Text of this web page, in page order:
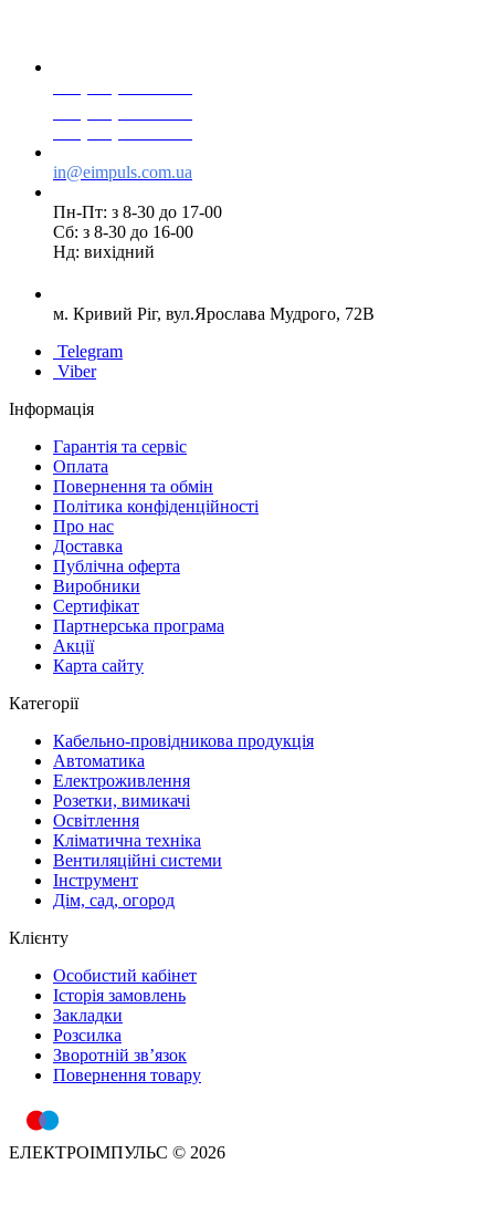
in@eimpuls.com.ua
Пн-Пт: з 8-30 до 17-00
Сб: з 8-30 до 16-00
Нд: вихідний
м. Кривий Ріг, вул.Ярослава Мудрого, 72В
Telegram
Viber
Інформація
Гарантія та сервіс
Оплата
Повернення та обмін
Політика конфіденційності
Про нас
Доставка
Публічна оферта
Виробники
Сертифікат
Партнерська програма
Акції
Карта сайту
Категорії
Кабельно-провідникова продукція
Автоматика
Електроживлення
Розетки, вимикачі
Освітлення
Кліматична техніка
Вентиляційні системи
Інструмент
Дім, сад, огород
Клієнту
Особистий кабінет
Історія замовлень
Закладки
Розсилка
Зворотній зв’язок
Повернення товару
ЕЛЕКТРОІМПУЛЬС © 2026